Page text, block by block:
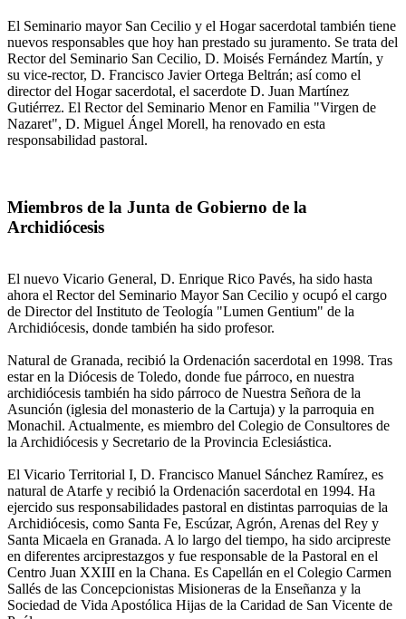
El Seminario mayor San Cecilio y el Hogar sacerdotal también tiene
nuevos responsables que hoy han prestado su juramento. Se trata del
Rector del Seminario San Cecilio, D. Moisés Fernández Martín, y
su vice-rector, D. Francisco Javier Ortega Beltrán; así como el
director del Hogar sacerdotal, el sacerdote D. Juan Martínez
Gutiérrez. El Rector del Seminario Menor en Familia "Virgen de
Nazaret", D. Miguel Ángel Morell, ha renovado en esta
responsabilidad pastoral.
Miembros de la Junta de Gobierno de la
Archidiócesis
El nuevo Vicario General, D. Enrique Rico Pavés, ha sido hasta
ahora el Rector del Seminario Mayor San Cecilio y ocupó el cargo
de Director del Instituto de Teología "Lumen Gentium" de la
Archidiócesis, donde también ha sido profesor.
Natural de Granada, recibió la Ordenación sacerdotal en 1998. Tras
estar en la Diócesis de Toledo, donde fue párroco, en nuestra
archidiócesis también ha sido párroco de Nuestra Señora de la
Asunción (iglesia del monasterio de la Cartuja) y la parroquia en
Monachil. Actualmente, es miembro del Colegio de Consultores de
la Archidiócesis y Secretario de la Provincia Eclesiástica.
El Vicario Territorial I, D. Francisco Manuel Sánchez Ramírez, es
natural de Atarfe y recibió la Ordenación sacerdotal en 1994. Ha
ejercido sus responsabilidades pastoral en distintas parroquias de la
Archidiócesis, como Santa Fe, Escúzar, Agrón, Arenas del Rey y
Santa Micaela en Granada. A lo largo del tiempo, ha sido arcipreste
en diferentes arciprestazgos y fue responsable de la Pastoral en el
Centro Juan XXIII en la Chana. Es Capellán en el Colegio Carmen
Sallés de las Concepcionistas Misioneras de la Enseñanza y la
Sociedad de Vida Apostólica Hijas de la Caridad de San Vicente de